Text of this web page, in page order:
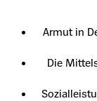
Armut in
Die